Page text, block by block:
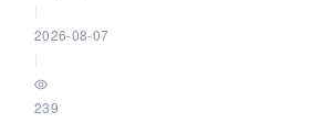
2026-08-07
239